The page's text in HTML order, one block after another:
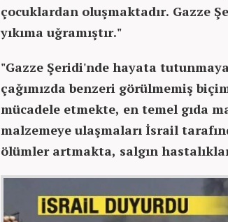
çocuklardan oluşmaktadır. Gazze
yıkıma uğramıştır."
"Gazze Şeridi'nde hayata
çağımızda benzeri görülmemiş
mücadele etmekte, en temel gıda
malzemeye ulaşmaları İsrail
ölümler artmakta, salgın